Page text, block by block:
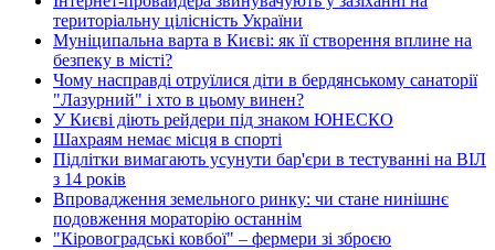
територіальну цілісність України
Муніципальна варта в Києві: як її створення вплине на
безпеку в місті?
Чому насправді отруїлися діти в бердянському санаторії
"Лазурний" і хто в цьому винен?
У Києві діють рейдери під знаком ЮНЕСКО
Шахраям немає місця в спорті
Підлітки вимагають усунути бар'єри в тестуванні на ВІЛ
з 14 років
Впровадження земельного ринку: чи стане нинішнє
подовження мораторію останнім
"Кіровоградські ковбої" – фермери зі зброєю